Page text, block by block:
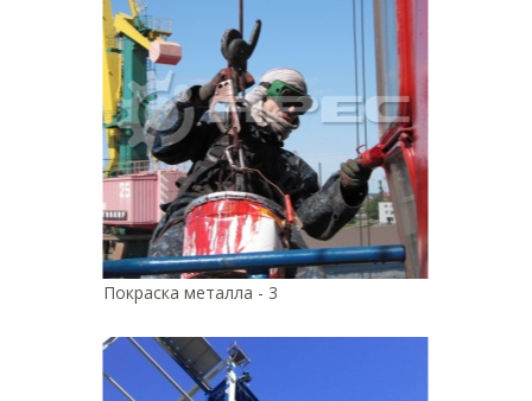
Покраска металла - 3